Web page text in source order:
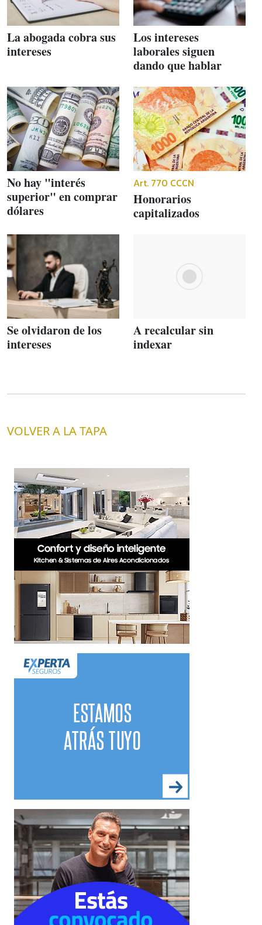
La abogada cobra sus
intereses
Los intereses
laborales siguen
dando que hablar
No hay "interés
superior" en comprar
dólares
Art. 770 CCCN
Honorarios
capitalizados
Se olvidaron de los
intereses
A recalcular sin
indexar
VOLVER A LA TAPA